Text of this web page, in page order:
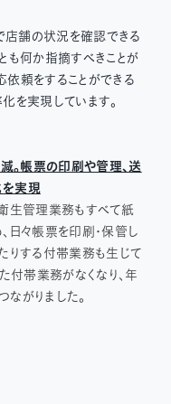
店舗の状況を確認できる
も何か指摘すべきことが
頼をすることができる
を実現しています。
。帳票の印刷や管理、送
を実現
生管理業務もすべて紙
日々帳票を印刷・保管し
りする付帯業務も生じて
付帯業務がなくなり、年
がりました。